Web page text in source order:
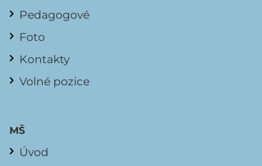
Pedagogové
Foto
Kontakty
Volné pozice
MŠ
Úvod